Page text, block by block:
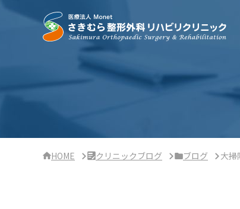
HOME クリニックブログ ブログ 大掃